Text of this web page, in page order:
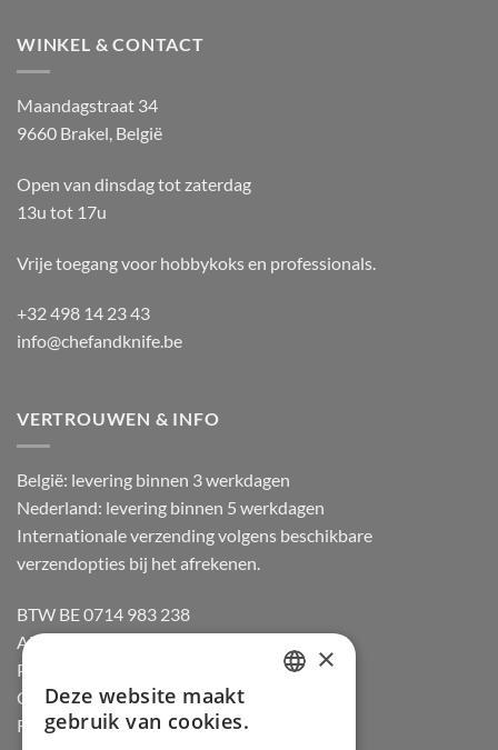
WINKEL & CONTACT
Maandagstraat 34
9660 Brakel, België
Open van dinsdag tot zaterdag
13u tot 17u
Vrije toegang voor hobbykoks en professionals.
+32 498 14 23 43
info@chefandknife.be
VERTROUWEN & INFO
België: levering binnen 3 werkdagen
Nederland: levering binnen 5 werkdagen
Internationale verzending volgens beschikbare
verzendopties bij het afrekenen.
BTW BE 0714 983 238
Algemene voorwaarden
Privacybeleid
Cookiebeleid
Retourneren
×
Deze website maakt
gebruik van cookies.